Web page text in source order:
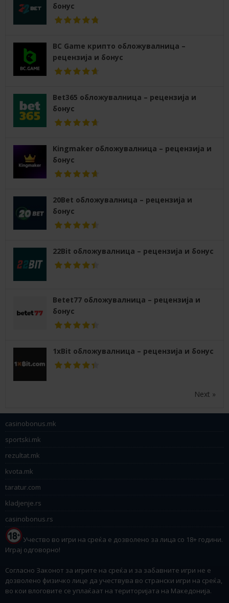
бонус
BC Game крипто обложувалница –
рецензија и бонус
Bet365 обложувалница – рецензија и
бонус
Kingmaker обложувалница – рецензија и
бонус
20Bet обложувалница – рецензија и
бонус
22Bit обложувалница – рецензија и бонус
Betet77 обложувалница – рецензија и
бонус
1xBit обложувалница – рецензија и бонус
Next »
casinobonus.mk
sportski.mk
rezultat.mk
kvota.mk
taratur.com
kladjenje.rs
casinobonus.rs
Учество во игри на среќа е дозволено за лица со 18+ години.
Играј одговорно!
Согласно Законот за игрите на среќа и за забавните игри не е
дозволено физичко лице да учествува во странски игри на среќа,
во кои влоговите се уплаќаат на територијата на Македонија.